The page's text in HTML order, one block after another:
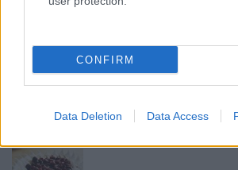
CONFIRM
Data Deletion Data Access
kezdőknek is
Ajánlott bejegyzések: